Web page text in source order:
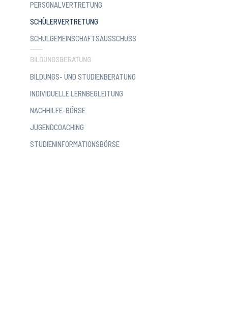
PERSONALVERTRETUNG
SCHÜLERVERTRETUNG(CURRENT)
SCHULGEMEINSCHAFTSAUSSCHUSS
BILDUNGSBERATUNG
BILDUNGS- UND STUDIENBERATUNG
INDIVIDUELLE LERNBEGLEITUNG
NACHHILFE-BÖRSE
JUGENDCOACHING
STUDIENINFORMATIONSBÖRSE